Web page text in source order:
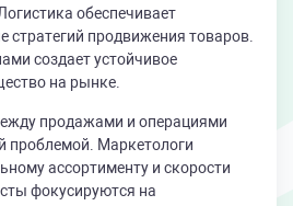
обеспечивает
стратегий продвижения товаров.
создает устойчивое
на рынке.
продажами и операциями
проблемой. Маркетологи
ассортименту и скорости
фокусируются на